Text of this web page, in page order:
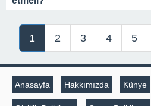
1 2 3 4 5
Anasayfa Hakkımızda Künye